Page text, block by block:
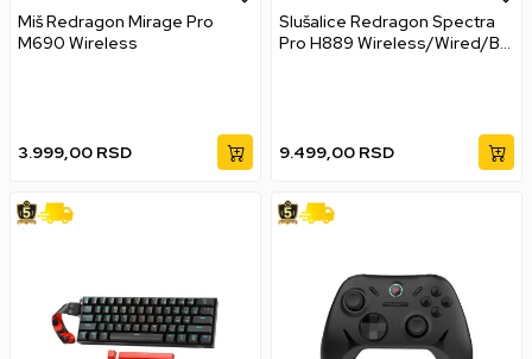
Miš Redragon Mirage Pro
M690 Wireless
3.999,00 RSD
Slušalice Redragon Spectra
Pro H889 Wireless/Wired/BT
9.499,00 RSD